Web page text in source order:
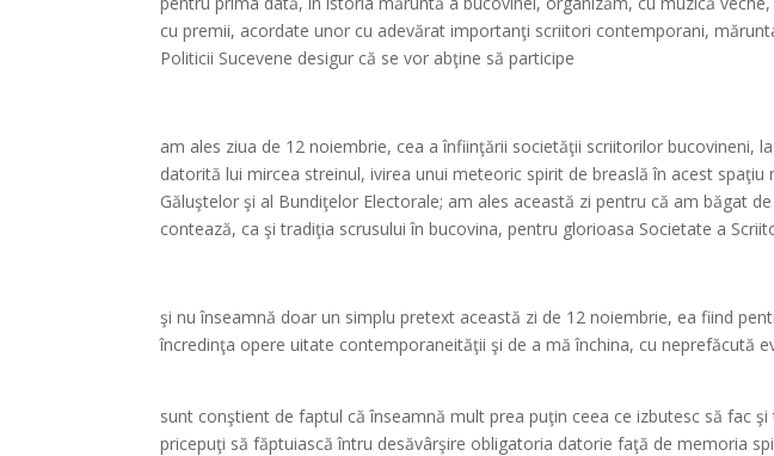
cu premii, acordate unor cu adevărat importanţi scriitori contemporani,
Politicii Sucevene desigur că se vor abţine să participe
am ales ziua de 12 noiembrie, cea a înfiinţării societăţii scriitorilor bucovineni,
datorită lui mircea streinul, ivirea unui meteoric spirit de breaslă în acest spaţiu
Găluştelor şi al Bundiţelor Electorale; am ales această zi pentru că am băgat
contează, ca şi tradiţia scrusului în bucovina, pentru glorioasa Societate a
şi nu înseamnă doar un simplu pretext această zi de 12 noiembrie, ea fiind
încredinţa opere uitate contemporaneităţii şi de a mă închina, cu neprefăcută
sunt conştient de faptul că înseamnă mult prea puţin ceea ce izbutesc să fac
pricepuţi să făptuiască întru desăvârşire obligatoria datorie faţă de memoria